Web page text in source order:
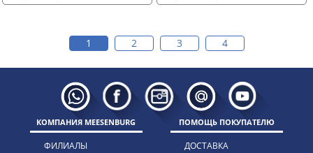
1 2 3 4
КОМПАНИЯ MEESENBURG
ФИЛИАЛЫ
ПОМОЩЬ ПОКУПАТЕЛЮ
ДОСТАВКА